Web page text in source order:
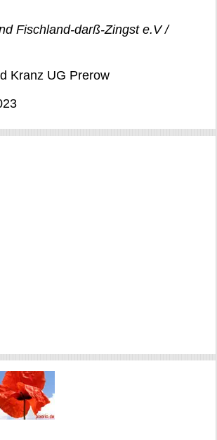
Fischland-darß-Zingst e.V /
Kranz UG Prerow